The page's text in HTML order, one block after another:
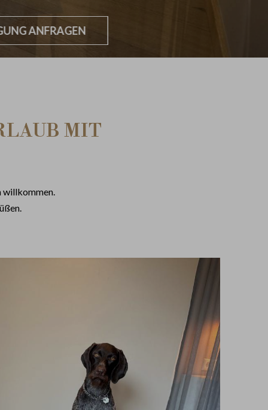
ANFRAGEN
MIT
willkommen.